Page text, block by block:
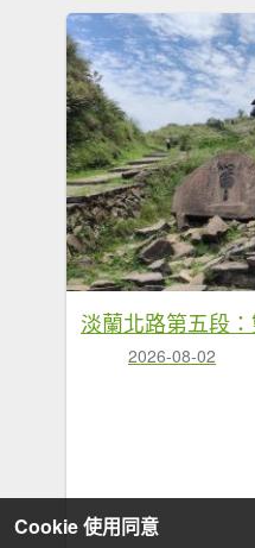
2026-08-02
Cookie 使用同意